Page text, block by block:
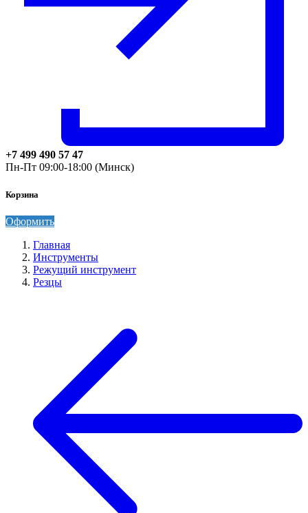
+7 499 490 57 47
Пн-Пт 09:00-18:00 (Минск)
Корзина
Оформить
Главная
Инструменты
Режущий инструмент
Резцы